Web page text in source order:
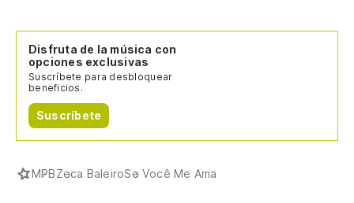
Disfruta de la música con
opciones exclusivas
Suscríbete para desbloquear
beneficios.
Suscríbete
MPBZeca BaleiroSe Você Me Ama